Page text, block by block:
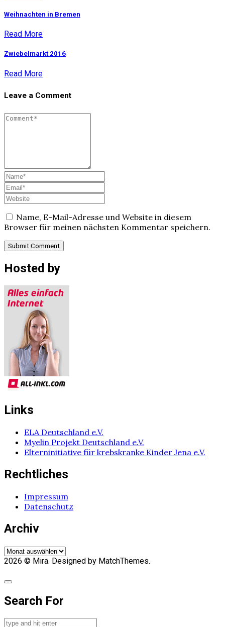
Weihnachten in Bremen
Read More
Zwiebelmarkt 2016
Read More
Leave a Comment
Name, E-Mail-Adresse und Website in diesem
Browser für meinen nächsten Kommentar speichern.
Hosted by
Links
ELA Deutschland e.V.
Myelin Projekt Deutschland e.V.
Elterninitiative für krebskranke Kinder Jena e.V.
Rechtliches
Impressum
Datenschutz
Archiv
Archiv
2026 © Mira. Designed by MatchThemes.
Search For